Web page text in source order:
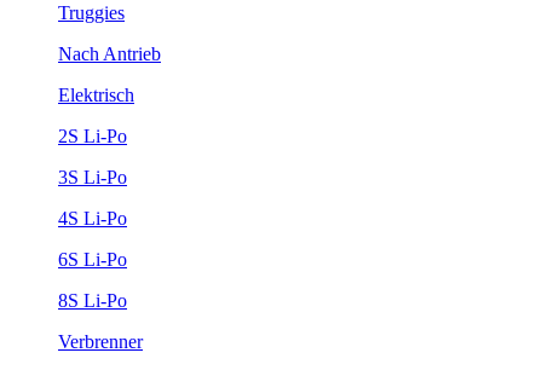
Truggies
Nach Antrieb
Elektrisch
2S Li-Po
3S Li-Po
4S Li-Po
6S Li-Po
8S Li-Po
Verbrenner